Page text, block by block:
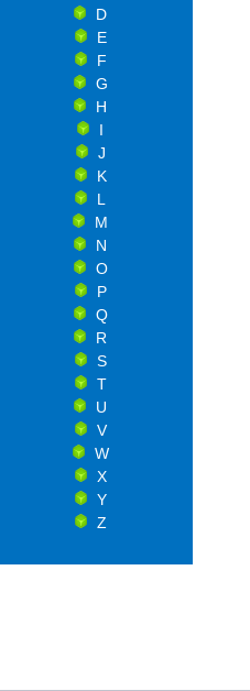
D
E
F
G
H
I
J
K
L
M
N
O
P
Q
R
S
T
U
V
W
X
Y
Z